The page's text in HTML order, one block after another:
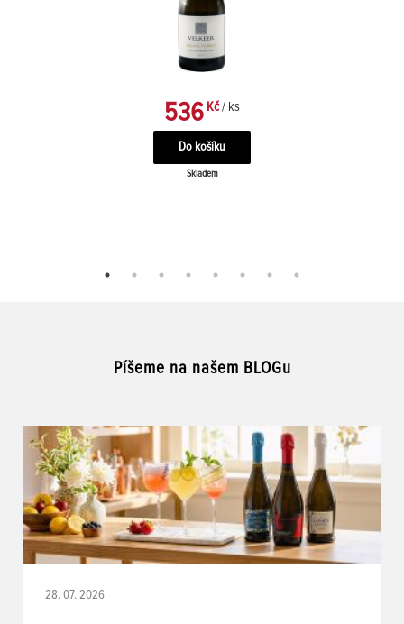
536 Kč / ks
Skladem
Píšeme na našem BLOGu
28. 07. 2026